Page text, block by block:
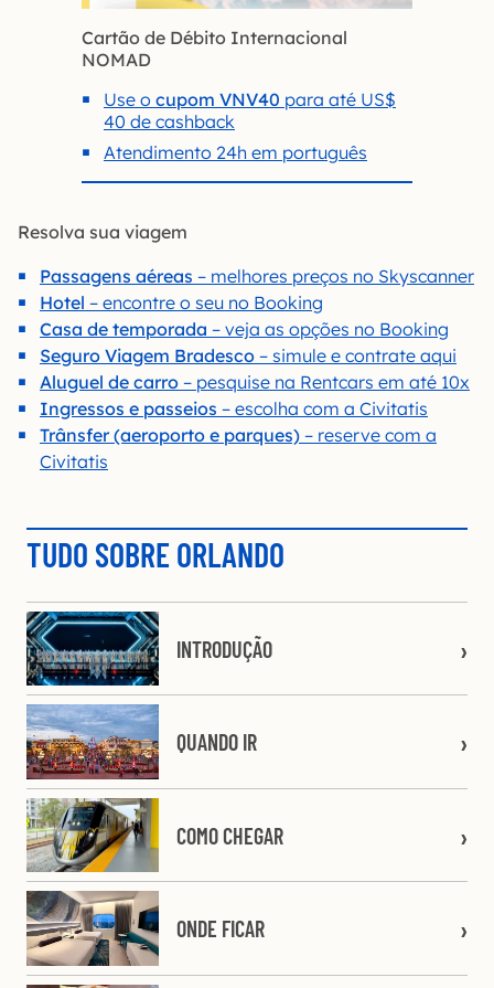
Cartão de Débito Internacional
NOMAD
Use o cupom VNV40 para até US$
40 de cashback
Atendimento 24h em português
Resolva sua viagem
Passagens aéreas – melhores preços no Skyscanner
Hotel – encontre o seu no Booking
Casa de temporada – veja as opções no Booking
Seguro Viagem Bradesco – simule e contrate aqui
Aluguel de carro – pesquise na Rentcars em até 10x
Ingressos e passeios – escolha com a Civitatis
Trânsfer (aeroporto e parques) – reserve com a
Civitatis
TUDO SOBRE ORLANDO
INTRODUÇÃO
QUANDO IR
COMO CHEGAR
ONDE FICAR